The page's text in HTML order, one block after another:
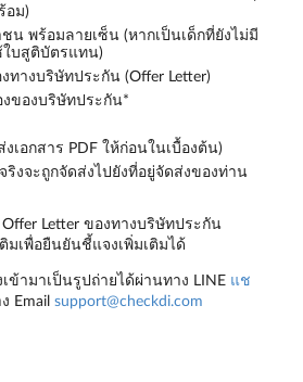
อม)
น พร้อมลายเซ็น (หากเป็นเด็กที่ยังไม่มี
บสูติบัตรแทน)
ทางบริษัทประกัน (Offer Letter)
ของบริษัทประกัน*
เอกสาร PDF ให้ก่อนในเบื้องต้น)
ริงจะถูกจัดส่งไปยังที่อยู่จัดส่งของท่าน
Letter ของทางบริษัทประกัน
มเพื่อยืนยันชี้แจงเพิ่มเติมได้
ข้ามาเป็นรูปถ่ายได้ผ่านทาง LINE แช
Email support@checkdi.com